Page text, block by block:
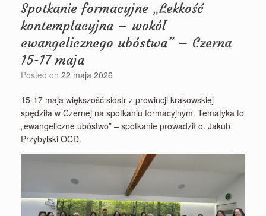
Spotkanie formacyjne „Lekkość
kontemplacyjna – wokół
ewangelicznego ubóstwa” – Czerna
15-17 maja
Posted on 22 maja 2026
15-17 maja większość sióstr z prowincji krakowskiej
spędziła w Czernej na spotkaniu formacyjnym. Tematyka to
„ewangeliczne ubóstwo” – spotkanie prowadził o. Jakub
Przybylski OCD.